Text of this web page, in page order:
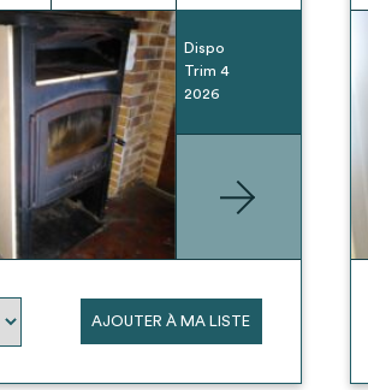
Dispo
Trim 4
2026
AJOUTER À MA LISTE